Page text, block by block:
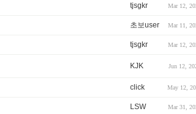
tjsgkr Mar 12,
초보user Mar 11,
tjsgkr Mar 12,
KJK Jun 12,
click May 12,
LSW Mar 31,